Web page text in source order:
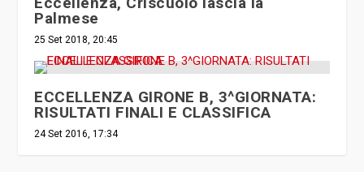
Palmese
25 Set 2018, 20:45
ECCELLENZA GIRONE B, 3^GIORNATA:
RISULTATI FINALI E CLASSIFICA
24 Set 2016, 17:34